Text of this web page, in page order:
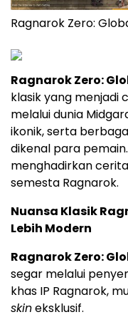
Ragnarok Zero:
Ragnarok Zero:
klasik yang menjadi
melalui dunia
ikonik, serta
dikenal para
menghadirkan
semesta Ragnarok.
Nuansa Klasik
Lebih Modern
Ragnarok Zero:
segar melalui
khas IP Ragnarok,
skineksklusif.